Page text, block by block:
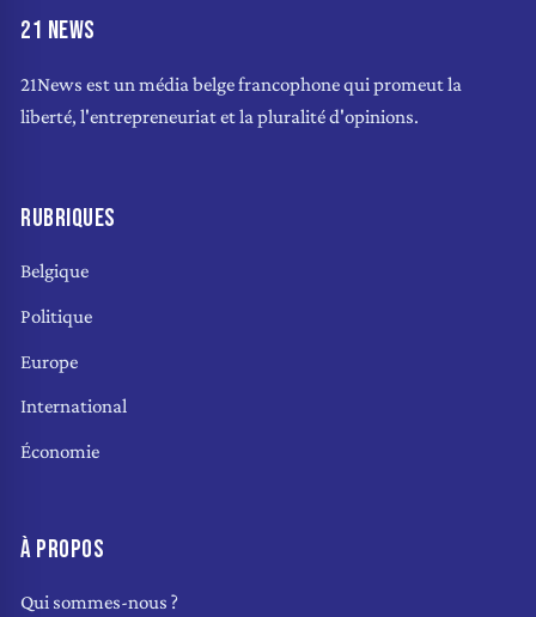
21 NEWS
21News est un média belge francophone qui promeut la
liberté, l'entrepreneuriat et la pluralité d'opinions.
RUBRIQUES
Belgique
Politique
Europe
International
Économie
À PROPOS
Qui sommes-nous ?